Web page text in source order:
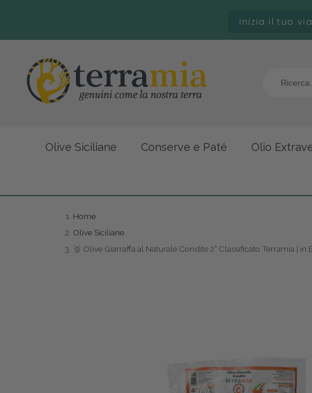
Inizia il tuo
Olive Siciliane Conserve e Paté Olio
Home
Olive Siciliane
🥈 Olive Giarraffa al Naturale Condite 2° Classificato Terramia |